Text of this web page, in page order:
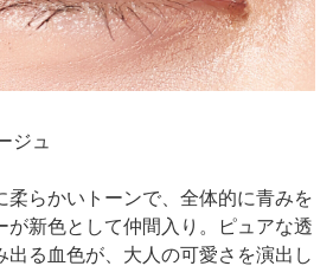
ジュ
柔らかいトーンで、全体的に青みを
が新色として仲間入り。ピュアな透
出る血色が、大人の可愛さを演出し